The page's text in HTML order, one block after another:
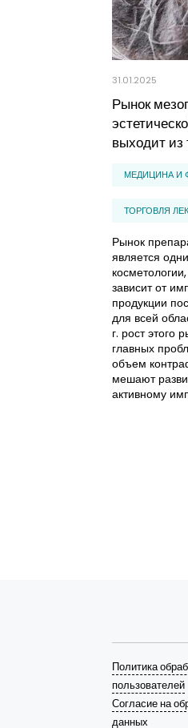
31.01.2025
Рынок
выходит из
МЕДИЦИНА И
ТОРГОВЛЯ
Рынок
является
зависит от
продукции
для всей
г. рост этого
главных
объем
мешают
активному
Политика
пользователей
Согласие на
данных